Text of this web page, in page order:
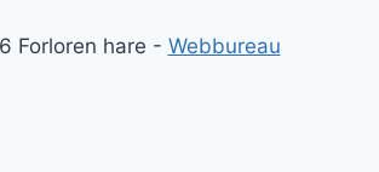
Forloren hare - Webbureau